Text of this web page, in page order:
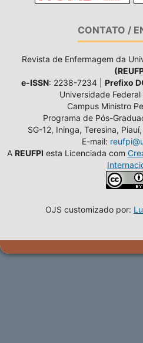
CONTATO /
Revista de Enfermagem da
e-ISSN: 2238-7234 | Prefixo
Universidade
Campus Ministro
Programa de Pós-
SG-12, Ininga, Teresina,
E-mail:
A REUFPI esta Licenciada com
OJS customizado por: